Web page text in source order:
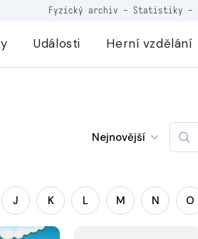
Fyzický archiv - Statistiky -
Události Herní vzdělání
Nejnovější
J K L M N O